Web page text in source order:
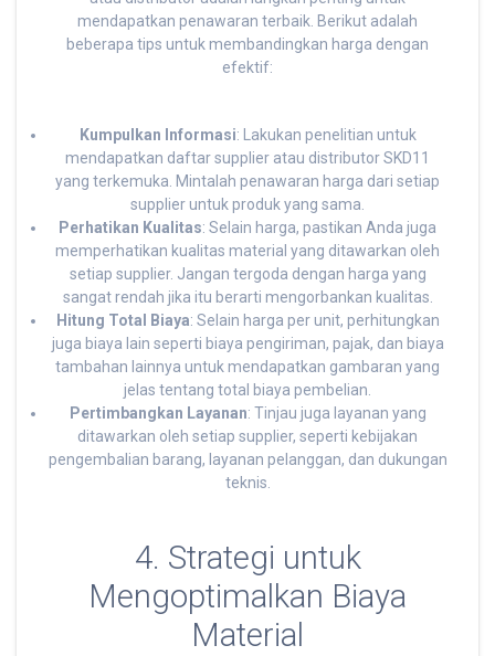
mendapatkan penawaran terbaik. Berikut adalah
beberapa tips untuk membandingkan harga dengan
efektif:
Kumpulkan Informasi: Lakukan penelitian untuk
mendapatkan daftar supplier atau distributor SKD11
yang terkemuka. Mintalah penawaran harga dari setiap
supplier untuk produk yang sama.
Perhatikan Kualitas: Selain harga, pastikan Anda juga
memperhatikan kualitas material yang ditawarkan oleh
setiap supplier. Jangan tergoda dengan harga yang
sangat rendah jika itu berarti mengorbankan kualitas.
Hitung Total Biaya: Selain harga per unit, perhitungkan
juga biaya lain seperti biaya pengiriman, pajak, dan biaya
tambahan lainnya untuk mendapatkan gambaran yang
jelas tentang total biaya pembelian.
Pertimbangkan Layanan: Tinjau juga layanan yang
ditawarkan oleh setiap supplier, seperti kebijakan
pengembalian barang, layanan pelanggan, dan dukungan
teknis.
4. Strategi untuk
Mengoptimalkan Biaya
Material